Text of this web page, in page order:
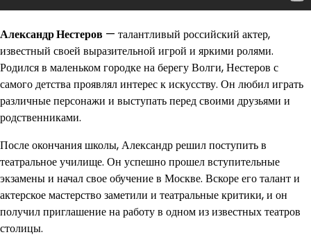
Александр Нестеров — талантливый российский актер,
известный своей выразительной игрой и яркими ролями.
Родился в маленьком городке на берегу Волги, Нестеров с
самого детства проявлял интерес к искусству. Он любил играть
различные персонажи и выступать перед своими друзьями и
родственниками.
После окончания школы, Александр решил поступить в
театральное училище. Он успешно прошел вступительные
экзамены и начал свое обучение в Москве. Вскоре его талант и
актерское мастерство заметили и театральные критики, и он
получил приглашение на работу в одном из известных театров
столицы.